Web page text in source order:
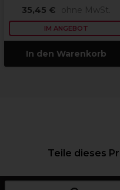
35,45 €
ohne MwSt.
IM ANGEBOT
In den Warenkorb
Teile dieses